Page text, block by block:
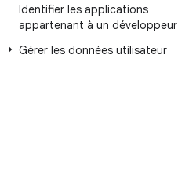
Identifier les applications
appartenant à un développeur
Gérer les données utilisateur